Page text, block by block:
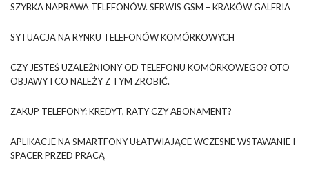
SZYBKA NAPRAWA TELEFONÓW. SERWIS GSM – KRAKÓW GALERIA
SYTUACJA NA RYNKU TELEFONÓW KOMÓRKOWYCH
CZY JESTEŚ UZALEŻNIONY OD TELEFONU KOMÓRKOWEGO? OTO
OBJAWY I CO NALEŻY Z TYM ZROBIĆ.
ZAKUP TELEFONY: KREDYT, RATY CZY ABONAMENT?
APLIKACJE NA SMARTFONY UŁATWIAJĄCE WCZESNE WSTAWANIE I
SPACER PRZED PRACĄ